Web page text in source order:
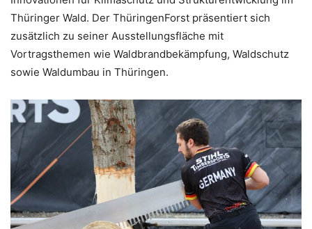
Thüringer Wald. Der ThüringenForst präsentiert sich
zusätzlich zu seiner Ausstellungsfläche mit
Vortragsthemen wie Waldbrandbekämpfung, Waldschutz
sowie Waldumbau in Thüringen.